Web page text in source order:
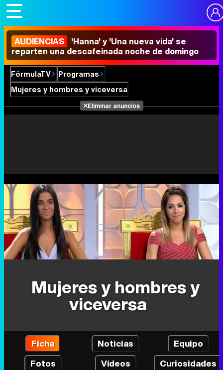
AUDIENCIAS 'Hanna' y 'Una nueva vida' se
reparten una descafeinada noche de domingo
FórmulaTV
Programas
Mujeres y hombres y viceversa
Eliminar anuncios
Mujeres y hombres y
viceversa
Ficha Noticias
Equipo
Fotos
Vídeos
Curiosidades